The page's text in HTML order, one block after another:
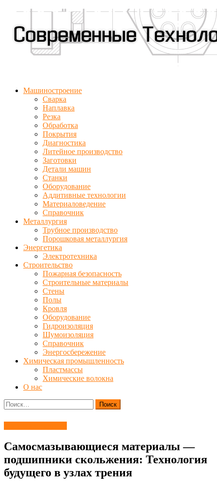
Машиностроение
Сварка
Наплавка
Резка
Обработка
Покрытия
Диагностика
Литейное производство
Заготовки
Детали машин
Станки
Оборудование
Аддитивные технологии
Материаловедение
Справочник
Металлургия
Трубное производство
Порошковая металлургия
Энергетика
Электротехника
Строительство
Пожарная безопасность
Строительные материалы
Стены
Полы
Кровля
Оборудование
Гидроизоляция
Шумоизоляция
Справочник
Энергосбережение
Химическая промышленность
Пластмассы
Химические волокна
О нас
Найти:
Самосмазывающиеся материалы —
подшипники скольжения: Технология
будущего в узлах трения